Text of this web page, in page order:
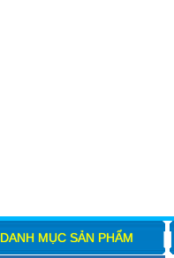
DANH MỤC SẢN PHẨM